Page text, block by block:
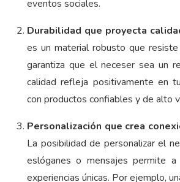
eventos sociales.
Durabilidad que proyecta
es un material robusto que
garantiza que el neceser sea un
calidad refleja positivamente en
con productos confiables y de alto
Personalización que crea
La posibilidad de personalizar el
eslóganes o mensajes permite
experiencias únicas. Por ejemplo,